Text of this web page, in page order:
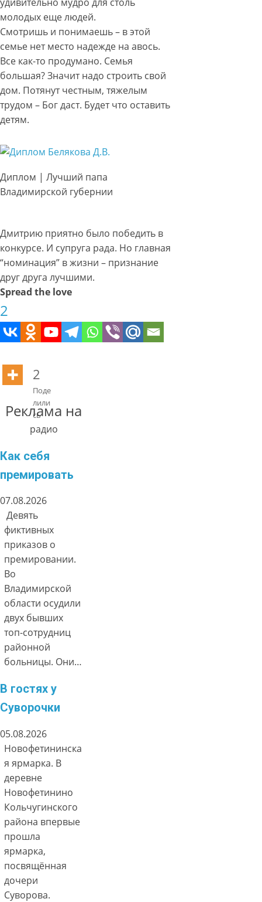
молодых еще людей.
Смотришь и понимаешь – в этой
семье нет место надежде на авось.
Все как-то продумано. Семья
большая? Значит надо строить свой
дом. Потянут честным, тяжелым
трудом – Бог даст. Будет что оставить
детям.
Диплом | Лучший папа
Владимирской губернии
Дмитрию приятно было победить в
конкурсе. И супруга рада. Но главная
“номинация” в жизни – признание
друг друга лучшими.
Spread the love
2
2
Поде
лили
сь
Реклама на
радио
Как себя
премировать
07.08.2026
Девять
фиктивных
приказов о
премировании.
Во
Владимирской
области осудили
двух бывших
топ-сотрудниц
районной
больницы. Они…
В гостях у
Суворочки
05.08.2026
Новофетининска
я ярмарка. В
деревне
Новофетинино
Кольчугинского
района впервые
прошла
ярмарка,
посвящённая
дочери
Суворова.